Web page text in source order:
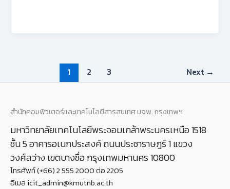
1 2 3 Next →
สำนักคอมพิวเตอร์และเทคโนโลยีสารสนเทศ มจพ. กรุงเทพฯ
มหาวิทยาลัยเทคโนโลยีพระจอมเกล้าพระนครเหนือ 1518
ชั้น 5 อาคารอเนกประสงค์ ถนนประชาราษฎร์ 1 แขวง
วงศ์สว่าง เขตบางซื่อ กรุงเทพมหานคร 10800
โทรศัพท์ (+66) 2 555 2000 ต่อ 2205
อีเมล icit_admin@kmutnb.ac.th